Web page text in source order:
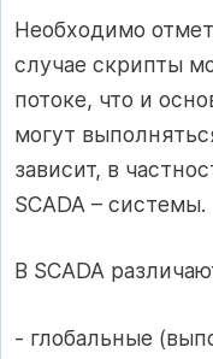
Необходимо
случае скрипты
потоке, что и
могут
зависит, в
SCADA – системы.
В SCADA
- глобальные